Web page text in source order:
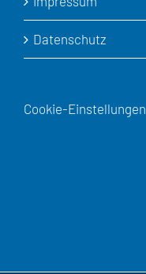
Datenschutz
Cookie-Einstellungen